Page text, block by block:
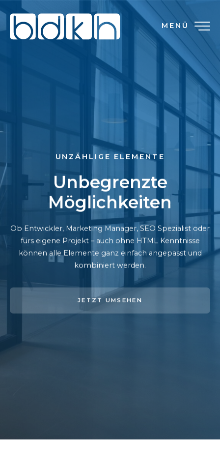
MENÜ
UNZÄHLIGE ELEMENTE
Unbegrenzte
Möglichkeiten
Ob Entwickler, Marketing Manager, SEO Spezialist oder
fürs eigene Projekt – auch ohne HTML Kenntnisse
können alle Elemente ganz einfach angepasst und
kombiniert werden.
JETZT UMSEHEN